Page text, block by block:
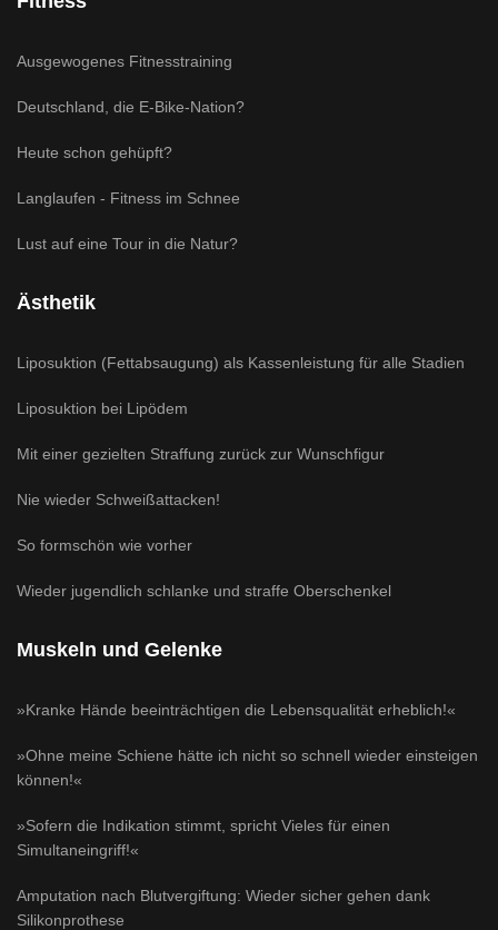
Ausgewogenes Fitnesstraining
Deutschland, die E-Bike-Nation?
Heute schon gehüpft?
Langlaufen - Fitness im Schnee
Lust auf eine Tour in die Natur?
Ästhetik
Liposuktion (Fettabsaugung) als Kassenleistung für alle Stadien
Liposuktion bei Lipödem
Mit einer gezielten Straffung zurück zur Wunschfigur
Nie wieder Schweißattacken!
So formschön wie vorher
Wieder jugendlich schlanke und straffe Oberschenkel
Muskeln und Gelenke
»Kranke Hände beeinträchtigen die Lebensqualität erheblich!«
»Ohne meine Schiene hätte ich nicht so schnell wieder einsteigen
können!«
»Sofern die Indikation stimmt, spricht Vieles für einen
Simultaneingriff!«
Amputation nach Blutvergiftung: Wieder sicher gehen dank
Silikonprothese